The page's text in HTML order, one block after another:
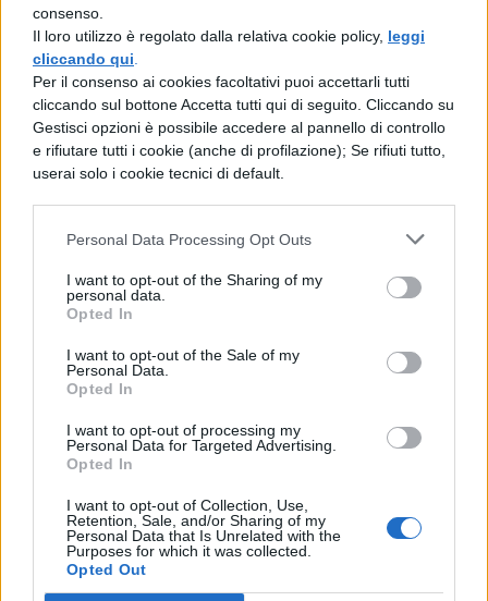
consenso.
Il loro utilizzo è regolato dalla relativa cookie policy, leggi
cliccando qui
Per il consenso ai cookies facoltativi puoi accettarli tutti
cliccando sul bottone Accetta tutti qui di seguito. Cliccando su
Gestisci opzioni è possibile accedere al pannello di controllo
e rifiutare tutti i cookie (anche di profilazione); Se rifiuti tutto,
userai solo i cookie tecnici di default.
Personal Data Processing Opt Outs
I want to opt-out of the Sharing of my
personal data.
Opted In
I want to opt-out of the Sale of my
Personal Data.
Opted In
I want to opt-out of processing my
Personal Data for Targeted Advertising.
Opted In
I want to opt-out of Collection, Use,
Retention, Sale, and/or Sharing of my
Personal Data that Is Unrelated with the
Purposes for which it was collected.
Opted Out
TI POTREBBE INTERESSARE
LETTERATURA LATINA
La Commedia di Plauto
libro dell'Eneide
LETTERATURA LATINA
Libro 11 Eneide